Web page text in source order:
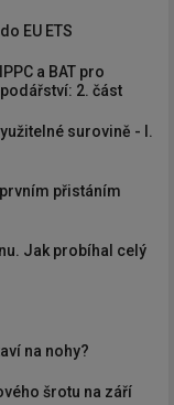
EU ETS
a BAT pro
2. část
surovině - I.
přistáním
Jak probíhal celý
na nohy?
šrotu na září